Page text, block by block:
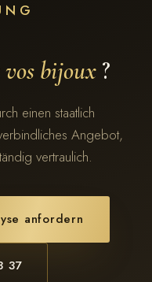
vos bijoux ?
einen staatlich
Angebot,
vertraulich.
anfordern
37